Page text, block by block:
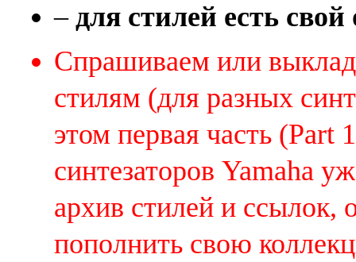
–для стилей есть
Спрашиваем или
стилям (для разных
этом первая часть
синтезаторов Yamaha
архив стилей и ссылок,
пополнить свою